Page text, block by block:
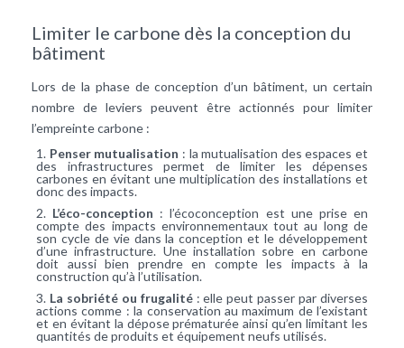
Limiter le carbone dès la conception du
bâtiment
Lors de la phase de conception d’un bâtiment, un certain
nombre de leviers peuvent être actionnés pour limiter
l’empreinte carbone :
Penser mutualisation : la mutualisation des espaces et
des infrastructures permet de limiter les dépenses
carbones en évitant une multiplication des installations et
donc des impacts.
L’éco-conception : l’écoconception est une prise en
compte des impacts environnementaux tout au long de
son cycle de vie dans la conception et le développement
d’une infrastructure. Une installation sobre en carbone
doit aussi bien prendre en compte les impacts à la
construction qu’à l’utilisation.
La sobriété ou frugalité : elle peut passer par diverses
actions comme : la conservation au maximum de l’existant
et en évitant la dépose prématurée ainsi qu’en limitant les
quantités de produits et équipement neufs utilisés.